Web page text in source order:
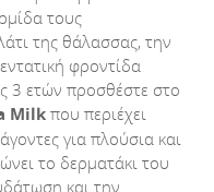
τους
της θάλασσας, την
φροντίδα
3 ετών προσθέστε στο
Milk που περιέχει
για πλούσια και
το δερματάκι του
και την